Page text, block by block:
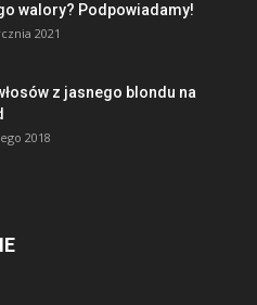
walory? Podpowiadamy!
2021
z jasnego blondu na
2018